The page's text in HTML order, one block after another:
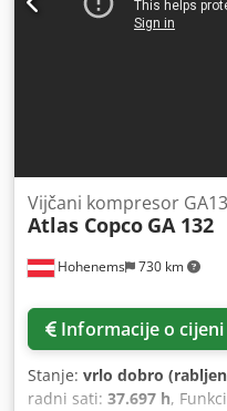
Hohenems 730 km
Vijčani kompresor
Atlas Copco GA 132
Informacije o cijeni
Stanje: vrlo dobro
radni sati: 37.697 h,